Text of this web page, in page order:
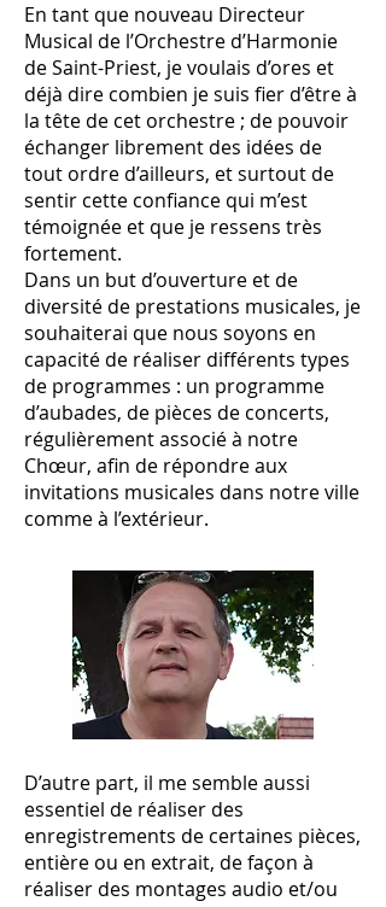
En tant que nouveau Directeur
Musical de l’Orchestre d’Harmonie
de Saint-Priest, je voulais d’ores et
déjà dire combien je suis fier d’être à
la tête de cet orchestre ; de pouvoir
échanger librement des idées de
tout ordre d’ailleurs, et surtout de
sentir cette confiance qui m’est
témoignée et que je ressens très
fortement.
Dans un but d’ouverture et de
diversité de prestations musicales, je
souhaiterai que nous soyons en
capacité de réaliser différents types
de programmes : un programme
d’aubades, de pièces de concerts,
régulièrement associé à notre
Chœur, afin de répondre aux
invitations musicales dans notre ville
comme à l’extérieur.
D’autre part, il me semble aussi
essentiel de réaliser des
enregistrements de certaines pièces,
entière ou en extrait, de façon à
réaliser des montages audio et/ou